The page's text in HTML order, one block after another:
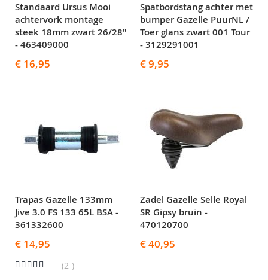
Standaard Ursus Mooi
achtervork montage
steek 18mm zwart 26/28"
- 463409000
€ 16,95
Spatbordstang achter met
bumper Gazelle PuurNL /
Toer glans zwart 001 Tour
- 3129291001
€ 9,95
Trapas Gazelle 133mm
Jive 3.0 FS 133 65L BSA -
361332600
€ 14,95
Waardering:2
Zadel Gazelle Selle Royal
SR Gipsy bruin -
470120700
€ 40,95